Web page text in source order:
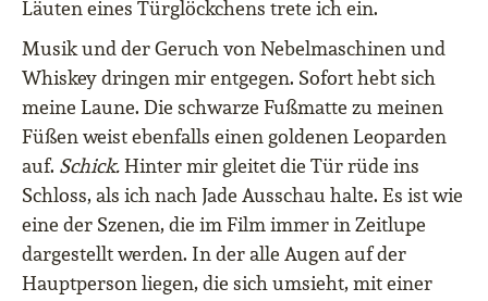
Läuten eines Türglöckchens trete ich ein.
Musik und der Geruch von Nebelmaschinen und
Whiskey dringen mir entgegen. Sofort hebt sich
meine Laune. Die schwarze Fußmatte zu meinen
Füßen weist ebenfalls einen goldenen Leoparden
auf. Schick.Hinter mir gleitet die Tür rüde ins
Schloss, als ich nach Jade Ausschau halte. Es ist wie
eine der Szenen, die im Film immer in Zeitlupe
dargestellt werden. In der alle Augen auf der
Hauptperson liegen, die sich umsieht, mit einer